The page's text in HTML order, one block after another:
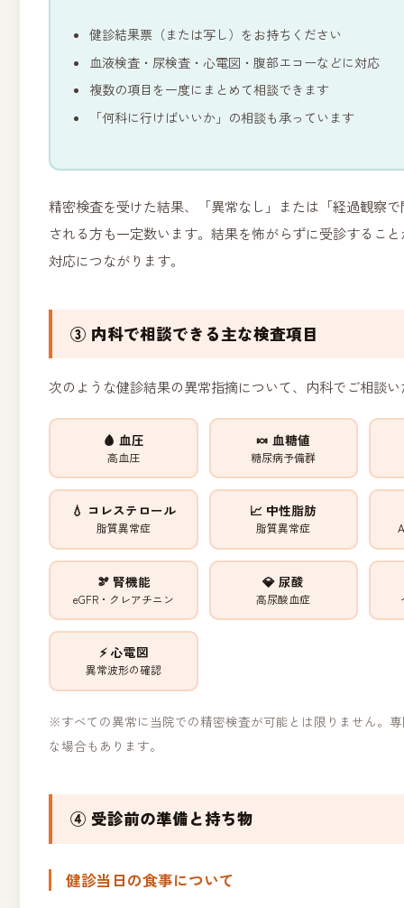
健診結果票（または写し）をお持ちください
血液検査・尿検査・心電図・腹部エコーなどに対応
複数の項目を一度にまとめて相談できます
「何科に行けばいいか」の相談も承っています
精密検査を受けた結果、「異常なし」または「経過観察
される方も一定数います。結果を怖がらずに受診するこ
対応につながります。
③ 内科で相談できる主な検査項目
次のような健診結果の異常指摘について、内科でご相談
🩸 血圧
高血圧
🍬 血糖値
糖尿病予備群
💧 コレステロール
脂質異常症
📈 中性脂肪
脂質異常症
🫘 腎機能
eGFR・クレアチニン
💎 尿酸
高尿酸血症
⚡ 心電図
異常波形の確認
※すべての異常に当院での精密検査が可能とは限りません。
な場合もあります。
④ 受診前の準備と持ち物
健診当日の食事について